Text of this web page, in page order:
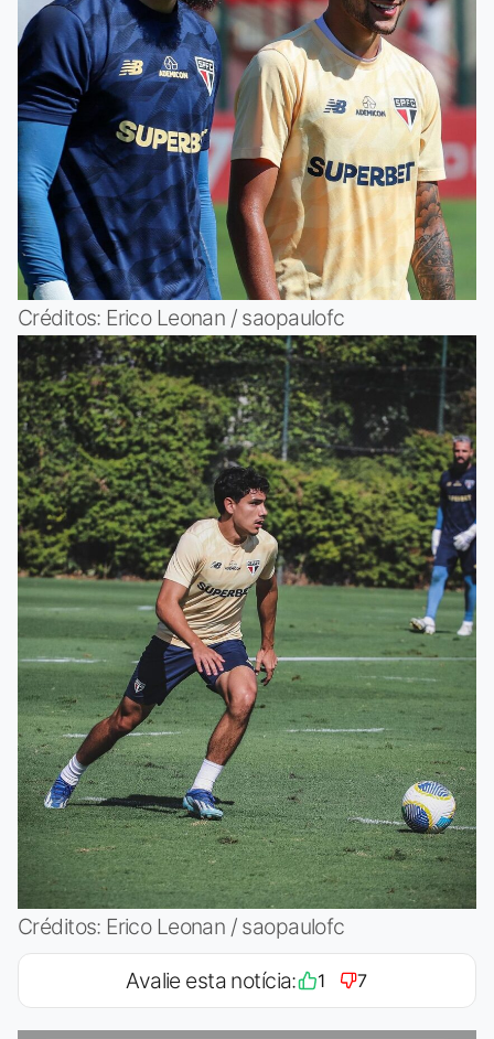
Créditos: Erico Leonan / saopaulofc
Créditos: Erico Leonan / saopaulofc
Avalie esta notícia: 1 7